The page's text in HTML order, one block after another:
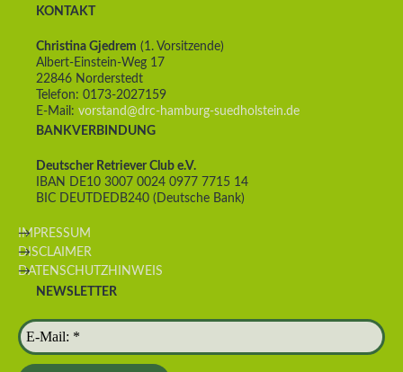
KONTAKT
Christina Gjedrem (1. Vorsitzende)
Albert-Einstein-Weg 17
22846 Norderstedt
Telefon: 0173-2027159
E-Mail: vorstand@drc-hamburg-suedholstein.de
BANKVERBINDUNG
Deutscher Retriever Club e.V.
IBAN DE10 3007 0024 0977 7715 14
BIC DEUTDEDB240 (Deutsche Bank)
IMPRESSUM
DISCLAIMER
DATENSCHUTZHINWEIS
NEWSLETTER